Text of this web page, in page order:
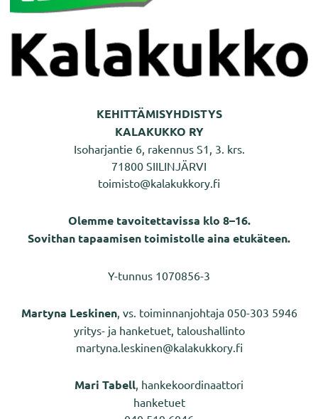
KEHITTÄMISYHDISTYS
KALAKUKKO RY
Isoharjantie 6, rakennus S1, 3. krs.
71800 SIILINJÄRVI
toimisto@kalakukkory.fi
Olemme tavoitettavissa klo 8–16.
Sovithan tapaamisen toimistolle aina etukäteen.
Y-tunnus 1070856-3
Martyna Leskinen, vs. toiminnanjohtaja 050-303 5946
yritys- ja hanketuet, taloushallinto
martyna.leskinen@kalakukkory.fi
Mari Tabell, hankekoordinaattori
hanketuet